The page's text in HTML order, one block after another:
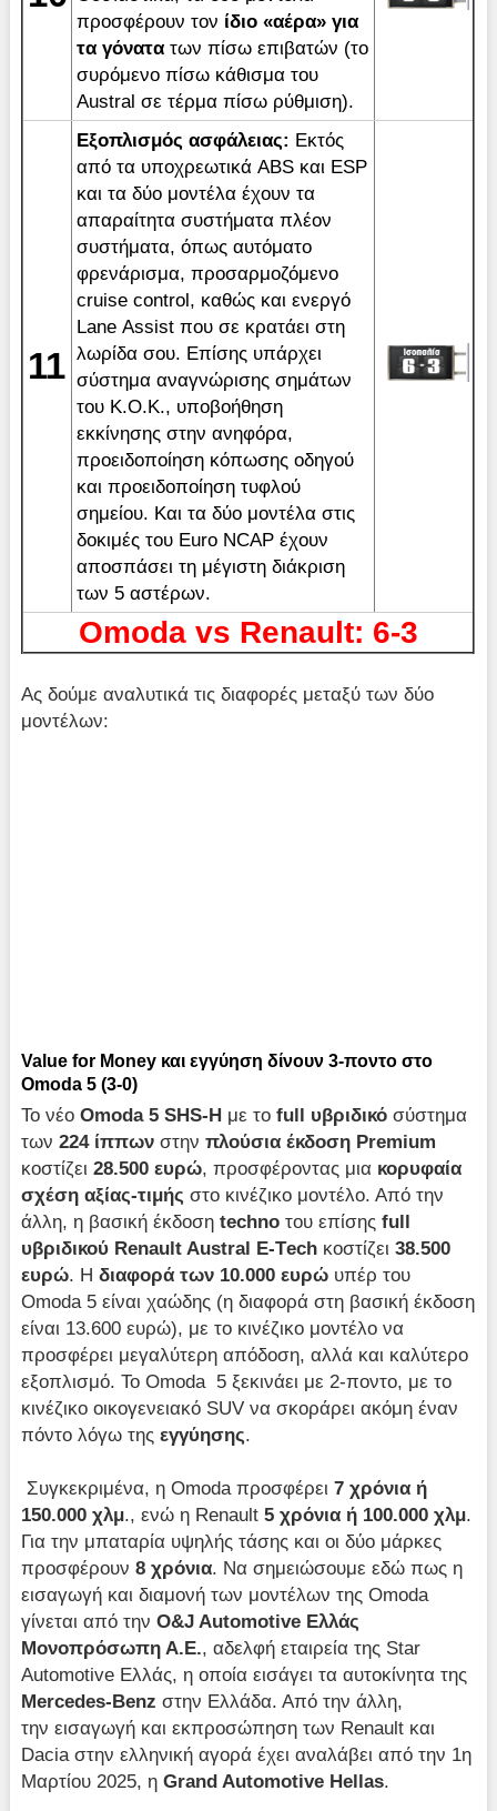
προσφέρουν τoν ίδιο «αέρα» για
τα γόνατατων πίσω επιβατών (το
συρόμενο πίσω κάθισμα του
Austral σε τέρμα πίσω ρύθμιση).
11
Εξοπλισμός ασφάλειας: Εκτός
από τα υποχρεωτικά ABS και ESP
και τα δύο μοντέλα έχουν τα
απαραίτητα συστήματα πλέον
συστήματα, όπως αυτόματο
φρενάρισμα, προσαρμοζόμενο
cruise control, καθώς και ενεργό
Lane Αssist που σε κρατάει στη
λωρίδα σου. Επίσης υπάρχει
σύστημα αναγνώρισης σημάτων
του Κ.Ο.Κ., υποβοήθηση
εκκίνησης στην ανηφόρα,
προειδοποίηση κόπωσης οδηγού
και προειδοποίηση τυφλού
σημείου. Και τα δύο μοντέλα στις
δοκιμές του Euro NCAP έχουν
αποσπάσει τη μέγιστη διάκριση
των 5 αστέρων.
Omoda vs Renault: 6-3
Ας δούμε αναλυτικά τις διαφορές μεταξύ των δύο
μοντέλων:
Value for Money και εγγύηση δίνουν 3-ποντο στο
Omoda 5 (3-0)
Το νέοOmoda 5 SHS-H με τοfull υβριδικό σύστημα
των224 ίππων στηνπλούσια έκδοση Premium
κοστίζει28.500 ευρώ, προσφέροντας μια κορυφαία
σχέση αξίας-τιμής στο κινέζικο μοντέλο. Από την
άλλη, η βασική έκδοσηtechno του επίσηςfull
υβριδικού Renault Austral Ε-Τech κοστίζει38.500
ευρώ. Ηδιαφορά των 10.000 ευρώ υπέρ του
Omoda 5 είναι χαώδης (η διαφορά στη βασική έκδοση
είναι 13.600 ευρώ), με το κινέζικο μοντέλο να
προσφέρει μεγαλύτερη απόδοση, αλλά και καλύτερο
εξοπλισμό. Το Omoda 5 ξεκινάει με 2-ποντο, με το
κινέζικο οικογενειακό SUV να σκοράρει ακόμη έναν
πόντο λόγω τηςεγγύησης.
Συγκεκριμένα, η Omoda προσφέρει7 χρόνια ή
150.000 χλμ., ενώ η Renault5 χρόνια ή 100.000 χλμ.
Για την μπαταρία υψηλής τάσης και οι δύο μάρκες
προσφέρουν8 χρόνια. Να σημειώσουμε εδώ πως η
εισαγωγή και διαμονή των μοντέλων της Omoda
γίνεται από την O&J Automotive Ελλάς
Μονοπρόσωπη Α.Ε., αδελφή εταιρεία της Star
Automotive Ελλάς, η οποία εισάγει τα αυτοκίνητα της
Mercedes-Benz στην Ελλάδα. Από την άλλη,
την εισαγωγή και εκπροσώπηση των Renault και
Dacia στην ελληνική αγορά έχει αναλάβει από την 1η
Μαρτίου 2025, ηGrand Automotive Hellas.